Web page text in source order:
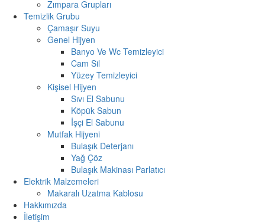
Zımpara Grupları
Temizlik Grubu
Çamaşır Suyu
Genel Hijyen
Banyo Ve Wc Temizleyici
Cam Sil
Yüzey Temizleyici
Kişisel Hijyen
Sıvı El Sabunu
Köpük Sabun
İşçi El Sabunu
Mutfak Hijyeni
Bulaşık Deterjanı
Yağ Çöz
Bulaşık Makinası Parlatıcı
Elektrik Malzemeleri
Makaralı Uzatma Kablosu
Hakkımızda
İletişim